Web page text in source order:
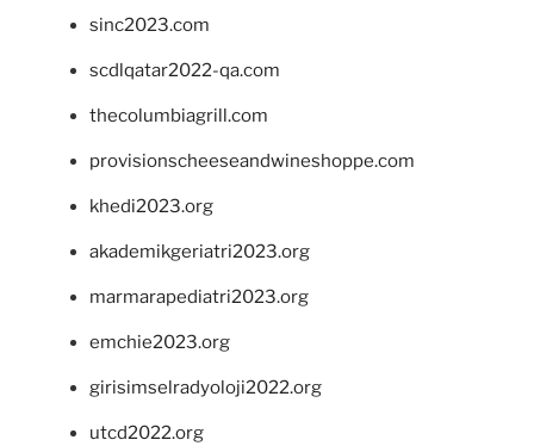
sinc2023.com
scdlqatar2022-qa.com
thecolumbiagrill.com
provisionscheeseandwineshoppe.com
khedi2023.org
akademikgeriatri2023.org
marmarapediatri2023.org
emchie2023.org
girisimselradyoloji2022.org
utcd2022.org